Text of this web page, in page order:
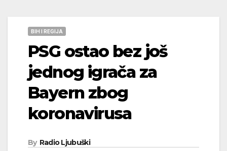
BIH I REGIJA
PSG ostao bez još
jednog igrača za
Bayern zbog
koronavirusa
By Radio Ljubuški